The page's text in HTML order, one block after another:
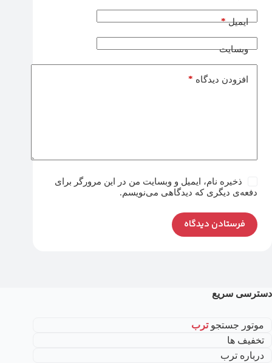
ایمیل*
وبسایت
افزودن دیدگاه *
ذخیره نام، ایمیل و وبسایت من در این مرورگر برای
دفعه‌ی دیگری که دیدگاهی می‌نویسم.
فرستادن دیدگاه
دسترسی سریع
موتور جستجوترب
تخفیف ها
درباره ترب